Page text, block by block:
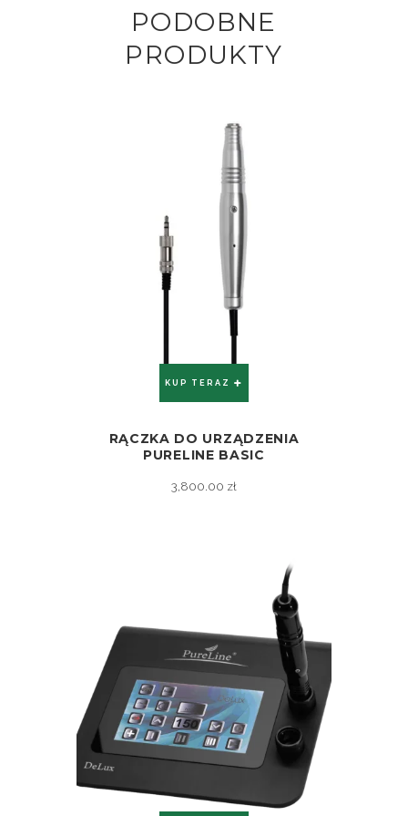
PODOBNE
PRODUKTY
ZOBACZ
KUP TERAZ
RĄCZKA DO URZĄDZENIA
PURELINE BASIC
3,800.00 zł